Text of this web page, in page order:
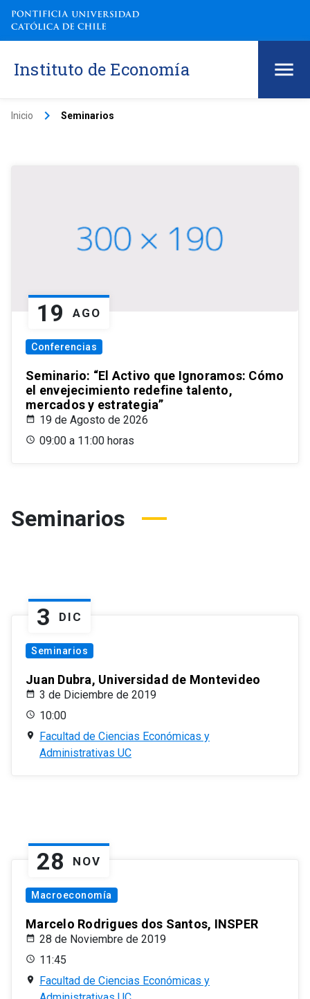
Instituto de Economía
Inicio keyboard_arrow_right Seminarios
19 AGO
Conferencias
Seminario: “El Activo que Ignoramos: Cómo
el envejecimiento redefine talento,
mercados y estrategia”
19 de Agosto de 2026
09:00 a 11:00 horas
Seminarios
3 DIC
Seminarios
Juan Dubra, Universidad de Montevideo
3 de Diciembre de 2019
10:00
Facultad de Ciencias Económicas y
Administrativas UC
28 NOV
Macroeconomía
Marcelo Rodrigues dos Santos, INSPER
28 de Noviembre de 2019
11:45
Facultad de Ciencias Económicas y